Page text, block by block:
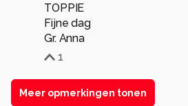
TOPPIE
Fijne dag
Gr. Anna
1
Meer opmerkingen tonen